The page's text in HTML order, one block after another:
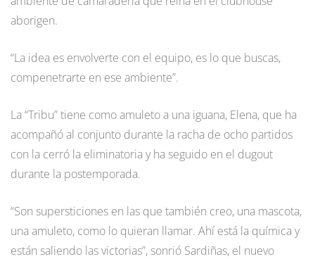
aborigen.
“La idea es envolverte con el equipo, es lo que buscas,
compenetrarte en ese ambiente”.
La “Tribu” tiene como amuleto a una iguana, Elena, que ha
acompañó al conjunto durante la racha de ocho partidos
con la cerró la eliminatoria y ha seguido en el dugout
durante la postemporada.
“Son supersticiones en las que también creo, una mascota,
una amuleto, como lo quieran llamar. Ahí está la química y
están saliendo las victorias”, sonrió Sardiñas, el nuevo